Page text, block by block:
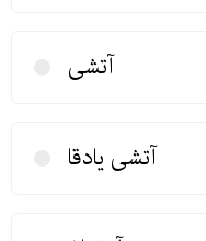
آتشی
آتشی یادقا